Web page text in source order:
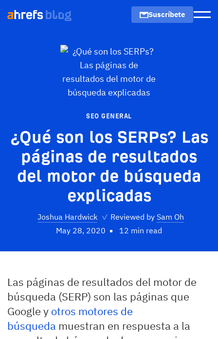
Suscríbete
SEO GENERAL
¿Qué son los SERPs? Las
páginas de resultados
del motor de búsqueda
explicadas
Joshua Hardwick ✓ Reviewed by Sam Oh
May 28, 2020
12 min read
Las páginas de resultados del motor de
búsqueda (SERP) son las páginas que
Google y otros motores de
búsqueda muestran en respuesta a la